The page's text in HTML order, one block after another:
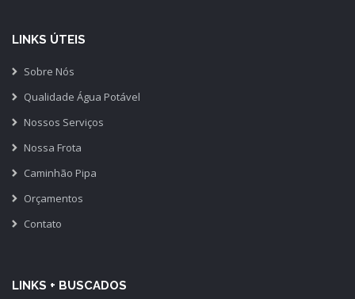
LINKS ÚTEIS
Sobre Nós
Qualidade Água Potável
Nossos Serviços
Nossa Frota
Caminhão Pipa
Orçamentos
Contato
LINKS + BUSCADOS